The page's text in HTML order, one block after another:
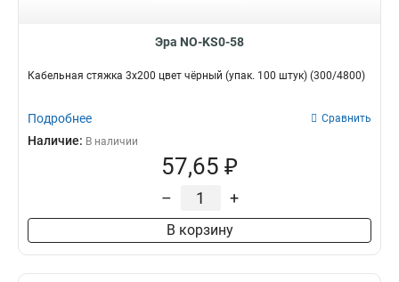
Эра NO-KS0-58
Кабельная стяжка 3x200 цвет чёрный (упак. 100 штук) (300/4800)
Подробнее Сравнить
Наличие: В наличии
57,65 ₽
– +
В корзину